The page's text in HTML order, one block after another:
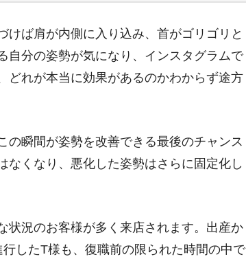
ば肩が内側に入り込み、首がゴリゴリと
自分の姿勢が気になり、インスタグラムで
どれが本当に効果があるのかわからず途方
の瞬間が姿勢を改善できる最後のチャンス
くなり、悪化した姿勢はさらに固定化し
状況のお客様が多く来店されます。出産か
したT様も、復職前の限られた時間の中で